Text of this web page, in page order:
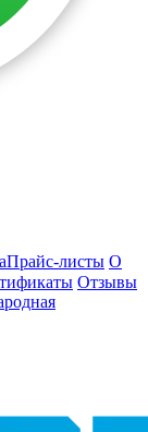
Прайс-листы О
Отзывы